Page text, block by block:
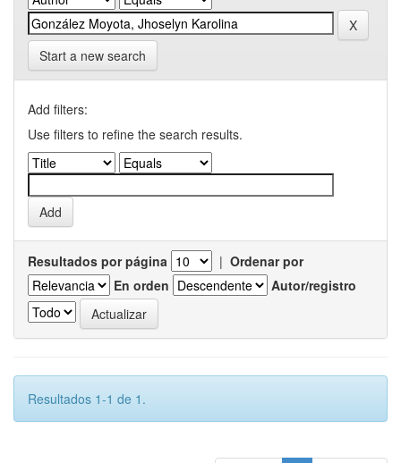
Start a new search
Add filters:
Use filters to refine the search results.
Resultados por página | Ordenar por
En orden
Autor/registro
Resultados 1-1 de 1.